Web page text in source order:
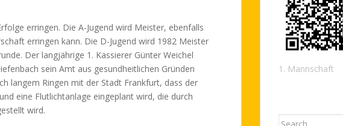
erringen. Die A-Jugend wird Meister, ebenfalls
erringen kann. Die D-Jugend wird 1982 Meister
Der langjährige 1. Kassierer Günter Weichel
sein Amt aus gesundheitlichen Gründen
langem Ringen mit der Stadt Frankfurt, dass der
eine Flutlichtanlage eingeplant wird, die durch
wird.
1. Mannschaft
Search